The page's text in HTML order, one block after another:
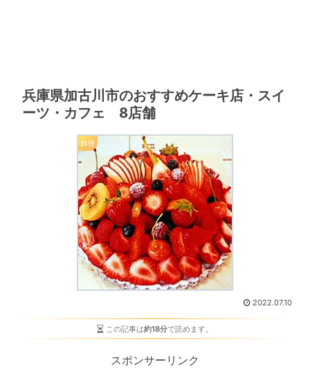
兵庫県加古川市のおすすめケーキ店・スイ
ーツ・カフェ 8店舗
料理
2022.07.10
この記事は約18分で読めます。
スポンサーリンク